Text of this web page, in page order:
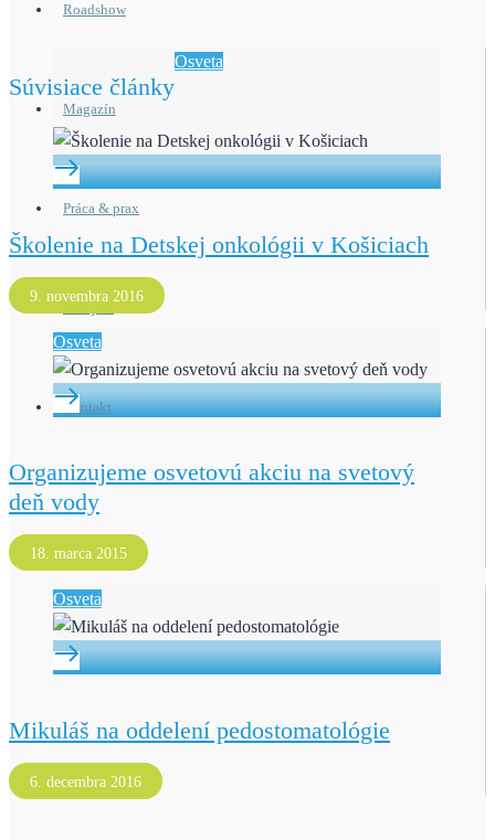
Roadshow
Magazín
Práca & prax
Kontakt
Súvisiace články
Osveta
Školenie na Detskej onkológii v Košiciach
9. novembra 2016
Osveta
Organizujeme osvetovú akciu na svetový
deň vody
18. marca 2015
Osveta
Mikuláš na oddelení pedostomatológie
6. decembra 2016